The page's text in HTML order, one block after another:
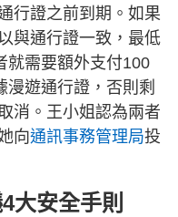
行證之前到期。如果
與通行證一致，最低
就需要額外支付100
遊通行證，否則剩
消。王小姐認為兩者
向通訊事務管理局投
大安全手則